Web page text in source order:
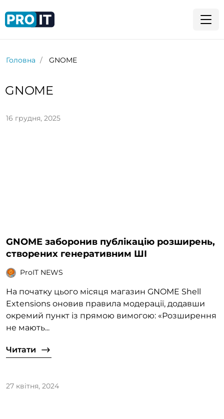
Головна GNOME
GNOME
16 грудня, 2025
GNOME заборонив публікацію розширень,
створених генеративним ШІ
ProIT NEWS
На початку цього місяця магазин GNOME Shell
Extensions оновив правила модерації, додавши
окремий пункт із прямою вимогою: «Розширення
не мають...
Читати
27 квітня, 2024